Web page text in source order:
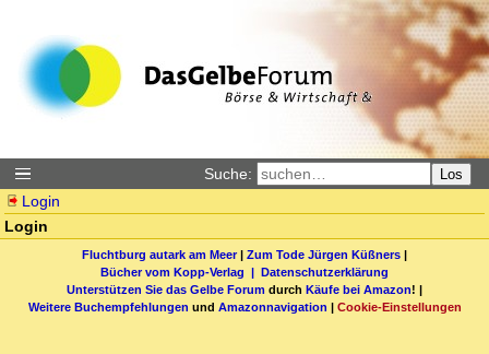
Suche: Los
Login
Login
Fluchtburg autark am Meer| Zum Tode Jürgen Küßners |
Bücher vom Kopp-Verlag | Datenschutzerklärung
Unterstützen Sie das Gelbe Forum durch Käufe bei Amazon! |
Weitere Buchempfehlungen und Amazonnavigation | Cookie-Einstellungen